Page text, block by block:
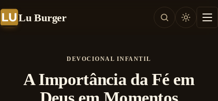
Lu Burger
DEVOCIONAL INFANTIL
A Importância da Fé em